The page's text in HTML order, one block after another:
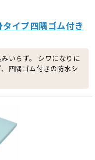
イプ四隅ゴム付き
いらず。 シワになりに
四隅ゴム付きの防水シ